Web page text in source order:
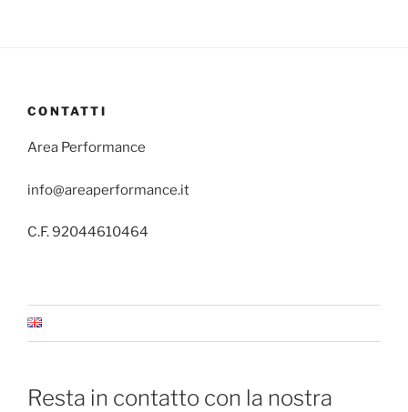
CONTATTI
Area Performance
info@areaperformance.it
C.F. 92044610464
Resta in contatto con la nostra